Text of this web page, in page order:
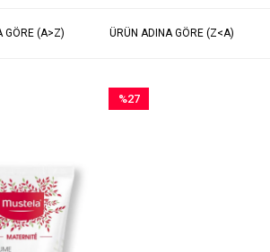
GÖRE (A>Z) ÜRÜN ADINA GÖRE (Z<A)
%27